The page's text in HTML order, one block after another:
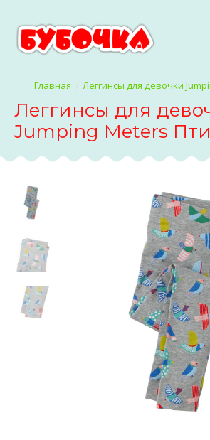
Леггинсы для девочки
Леггинсы для
Jumping Meters